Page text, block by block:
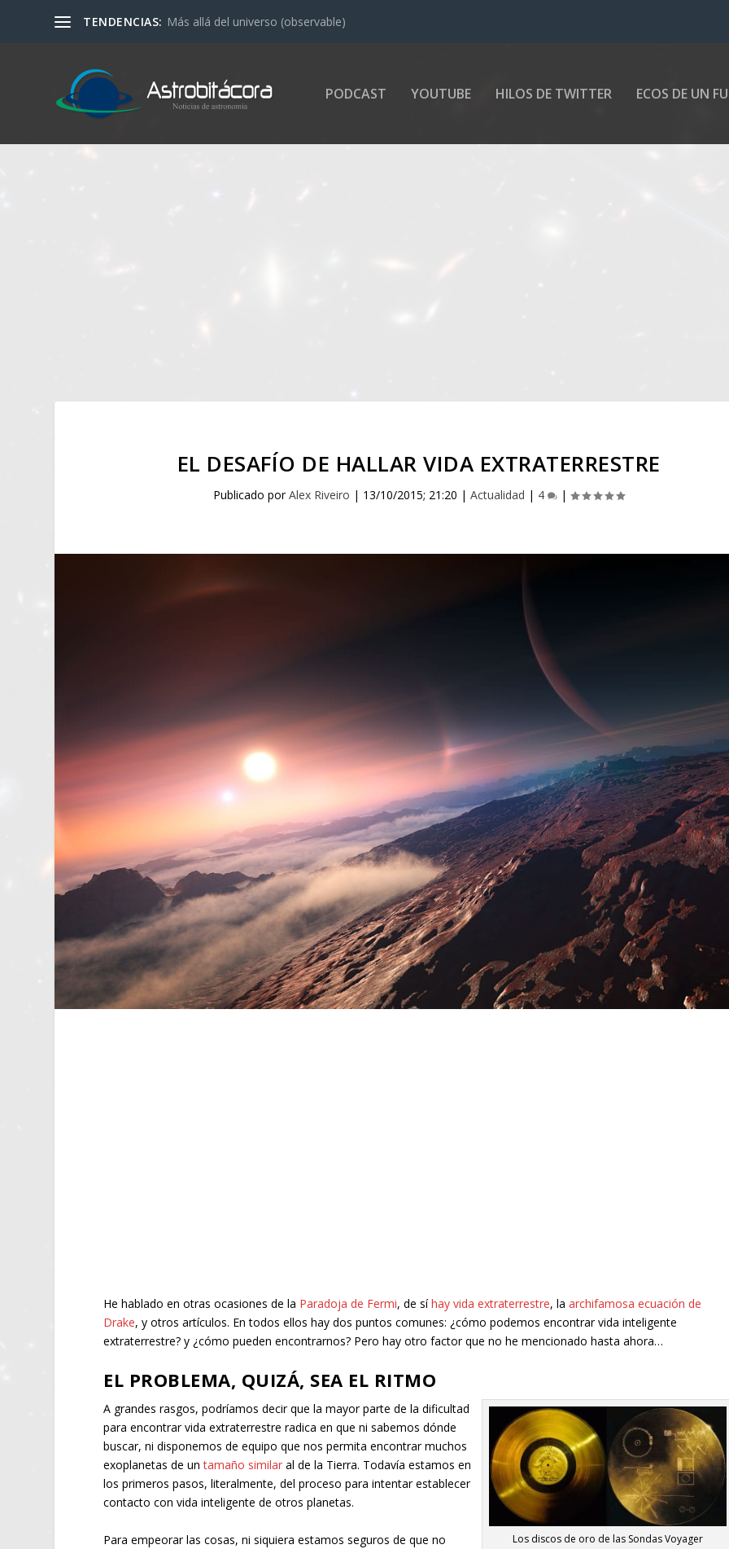
TENDENCIAS: Más allá del universo (observable)
PODCAST YOUTUBE HILOS DE TWITTER ECOS DE UN
EL DESAFÍO DE HALLAR VIDA EXTRATERRESTRE
Publicado porAlex Riveiro | 13/10/2015; 21:20 |Actualidad | 4 |
He hablado en otras ocasiones de la Paradoja de Fermi, de síhay vida extraterrestre, laarchifamosa ecuación de
Drake, y otros artículos. En todos ellos hay dos puntos comunes: ¿cómo podemos encontrar vida inteligente
extraterrestre? y ¿cómo pueden encontrarnos? Pero hay otro factor que no he mencionado hasta ahora…
EL PROBLEMA, QUIZÁ, SEA EL RITMO
Los discos de oro de las Sondas Voyager
A grandes rasgos, podríamos decir que la mayor parte de la dificultad
para encontrar vida extraterrestre radica en que ni sabemos dónde
buscar, ni disponemos de equipo que nos permita encontrar muchos
exoplanetas de untamaño similar al de la Tierra. Todavía estamos en
los primeros pasos, literalmente, del proceso para intentar establecer
contacto con vida inteligente de otros planetas.
Para empeorar las cosas, ni siquiera estamos seguros de que no